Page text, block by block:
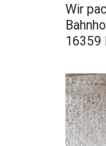
Wir
16359